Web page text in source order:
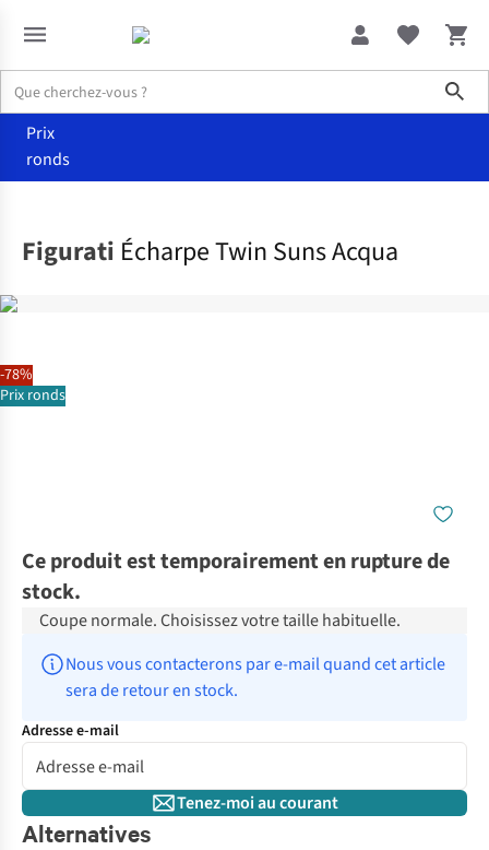
Prix
ronds
-78%
Prix ronds
Figurati Écharpe Twin Suns Acqua
Ce produit est temporairement en rupture de
stock.
Coupe normale. Choisissez votre taille habituelle.
Nous vous contacterons par e-mail quand cet article
sera de retour en stock.
Adresse e-mail
Tenez-moi au courant
Alternatives